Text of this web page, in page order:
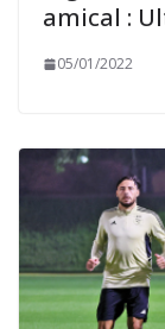
amical :
05/01/2022